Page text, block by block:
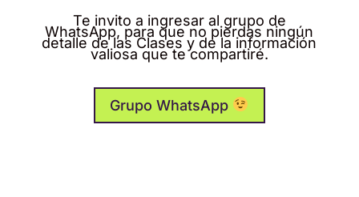
Te invito a ingresar al grupo de
WhatsApp, para que no pierdas ningún
detalle de las Clases y de la información
valiosa que te compartiré.
Grupo WhatsApp